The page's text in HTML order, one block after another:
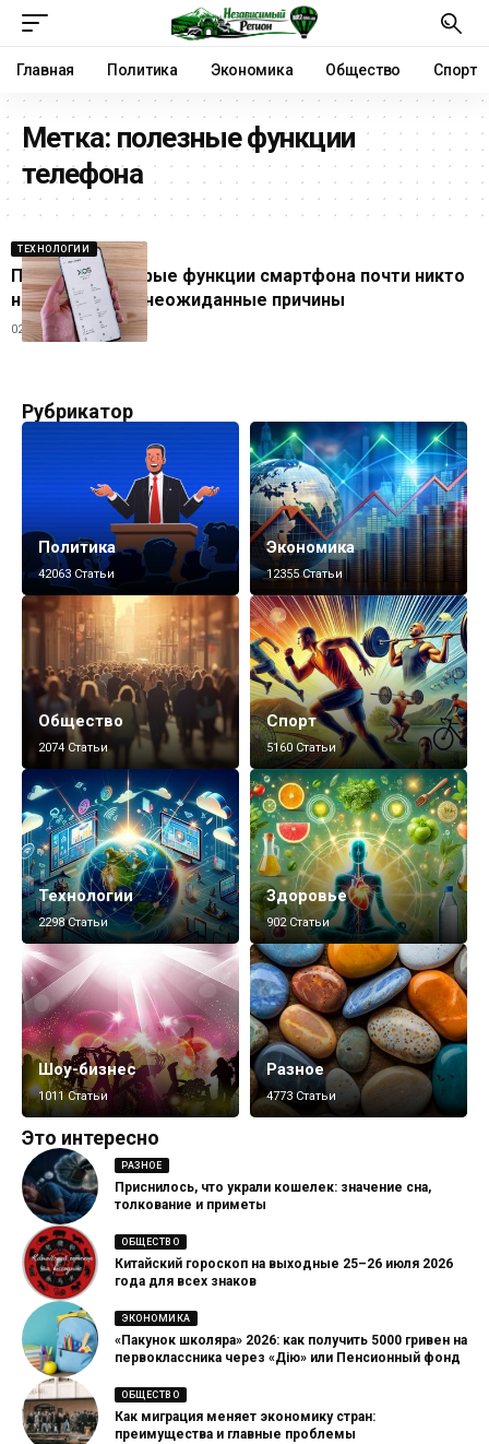
Главная Политика Экономика Общество Спорт
Метка: полезные функции
телефона
ТЕХНОЛОГИИ
Почему некоторые функции смартфона почти никто
не использует: неожиданные причины
02.07.2026
Рубрикатор
Политика
42063 Статьи
Экономика
12355 Статьи
Общество
2074 Статьи
Спорт
5160 Статьи
Технологии
2298 Статьи
Здоровье
902 Статьи
Шоу-бизнес
1011 Статьи
Разное
4773 Статьи
Это интересно
РАЗНОЕ
Приснилось, что украли кошелек: значение сна,
толкование и приметы
ОБЩЕСТВО
Китайский гороскоп на выходные 25–26 июля 2026
года для всех знаков
ЭКОНОМИКА
«Пакунок школяра» 2026: как получить 5000 гривен на
первоклассника через «Дію» или Пенсионный фонд
ОБЩЕСТВО
Как миграция меняет экономику стран:
преимущества и главные проблемы